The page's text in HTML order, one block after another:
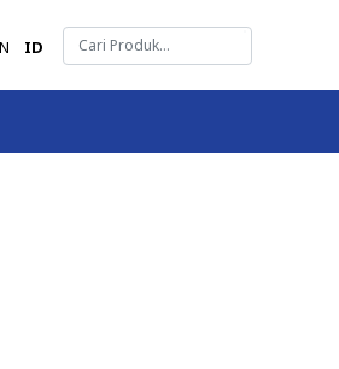
ID